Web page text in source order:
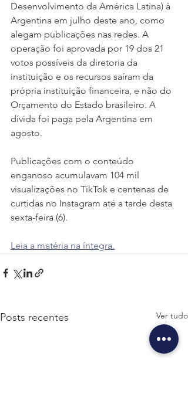
Desenvolvimento da América Latina) à
Argentina em julho deste ano, como
alegam publicações nas redes. A
operação foi aprovada por 19 dos 21
votos possíveis da diretoria da
instituição e os recursos saíram da
própria instituição financeira, e não do
Orçamento do Estado brasileiro. A
dívida foi paga pela Argentina em
agosto.
Publicações com o conteúdo
enganoso acumulavam 104 mil
visualizações no TikTok e centenas de
curtidas no Instagram até a tarde desta
sexta-feira (6).
Leia a matéria na íntegra.
Posts recentes Ver tudo